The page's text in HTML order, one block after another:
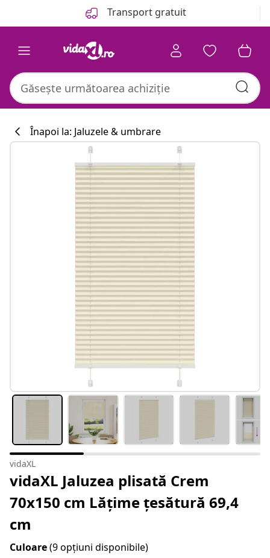
Transport gratuit
Înapoi la: Jaluzele & umbrare
vidaXL
vidaXL Jaluzea plisată Crem
70x150 cm Lățime țesătură 69,4
cm
Culoare(9 opțiuni disponibile)